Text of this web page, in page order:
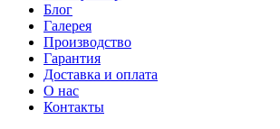
Блог
Галерея
Производство
Гарантия
Доставка и оплата
О нас
Контакты